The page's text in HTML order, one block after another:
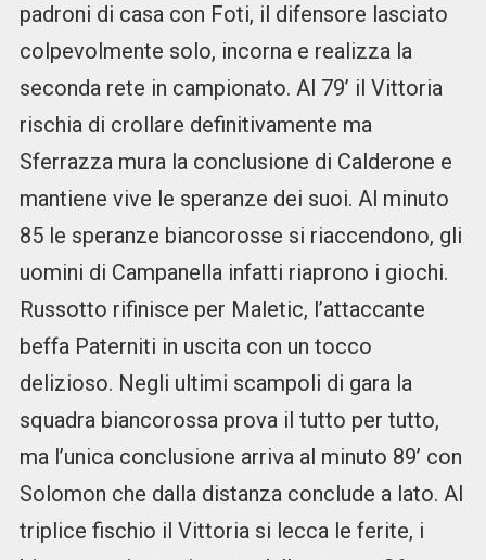
padroni di casa con Foti, il difensore lasciato
colpevolmente solo, incorna e realizza la
seconda rete in campionato. Al 79’ il Vittoria
rischia di crollare definitivamente ma
Sferrazza mura la conclusione di Calderone e
mantiene vive le speranze dei suoi. Al minuto
85 le speranze biancorosse si riaccendono, gli
uomini di Campanella infatti riaprono i giochi.
Russotto rifinisce per Maletic, l’attaccante
beffa Paterniti in uscita con un tocco
delizioso. Negli ultimi scampoli di gara la
squadra biancorossa prova il tutto per tutto,
ma l’unica conclusione arriva al minuto 89’ con
Solomon che dalla distanza conclude a lato. Al
triplice fischio il Vittoria si lecca le ferite, i